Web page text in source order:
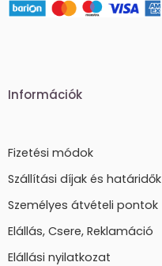
Információk
Fizetési módok
Szállítási díjak és határidők
Személyes átvételi pontok
Elállás, Csere, Reklamáció
Elállási nyilatkozat